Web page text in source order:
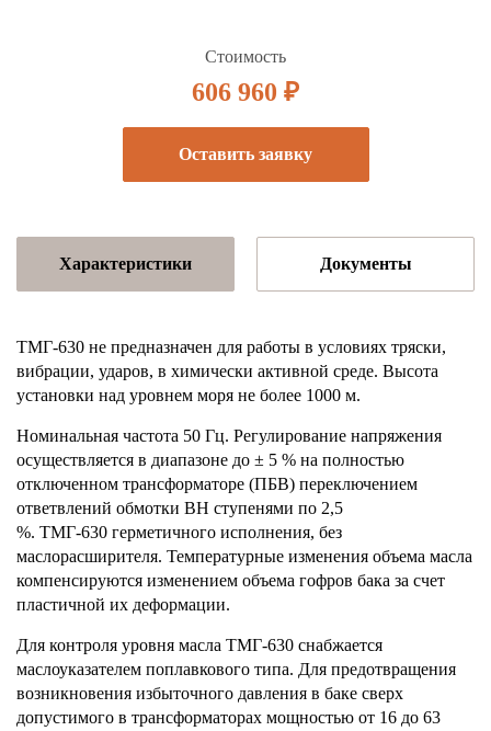
Стоимость
606 960 ₽
Оставить заявку
Характеристики Документы
ТМГ-630 не предназначен для работы в условиях тряски,
вибрации, ударов, в химически активной среде. Высота
установки над уровнем моря не более 1000 м.
Номинальная частота 50 Гц. Регулирование напряжения
осуществляется в диа­пазоне до ± 5 % на полностью
отключенном трансформаторе (ПБВ) переключением
ответвлений обмотки ВН ступенями по 2,5
%. ТМГ-630 герметичного исполнения, без
маслорасширителя. Температурные изменения объема масла
компенсируются изменением объема гофров бака за счет
пластичной их деформации.
Для контроля уровня масла ТМГ-630 снабжается
маслоуказателем поплавкового типа. Для предотвращения
возникновения избыточного давления в баке сверх
допустимого в трансформаторах мощностью от 16 до 63